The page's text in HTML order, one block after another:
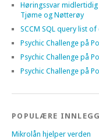
Høringssvar
Tjøme og Nøtterøy
SCCM SQL query list
Psychic Challenge på
Psychic Challenge på
Psychic Challenge på
POPULÆRE INNLEGG
Mikrolån hjelper verden